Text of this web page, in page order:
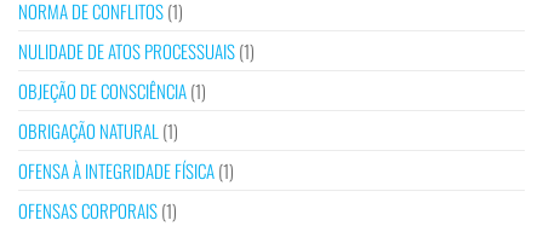
NORMA DE CONFLITOS(1)
NULIDADE DE ATOS PROCESSUAIS(1)
OBJEÇÃO DE CONSCIÊNCIA(1)
OBRIGAÇÃO NATURAL (1)
OFENSA À INTEGRIDADE FÍSICA(1)
OFENSAS CORPORAIS(1)